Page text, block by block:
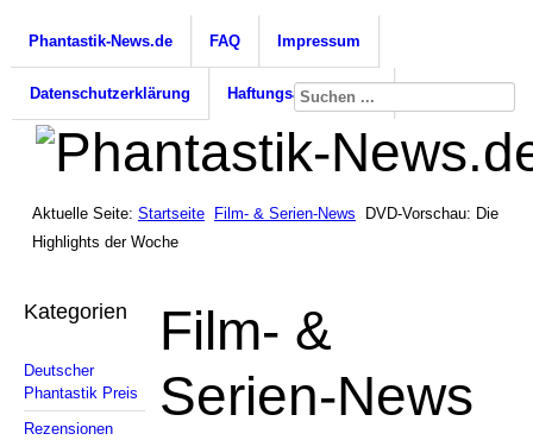
Phantastik-News.de FAQ Impressum
Datenschutzerklärung Haftungsausschluss
Aktuelle Seite: Startseite Film- & Serien-News
DVD-Vorschau: Die
Highlights der Woche
Kategorien
Deutscher
Phantastik Preis
Rezensionen
Film- &
Serien-News